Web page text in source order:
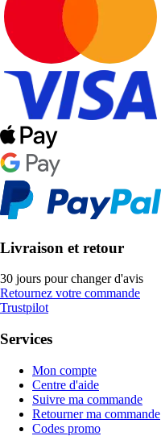
Livraison et retour
30 jours pour changer d'avis
Retournez votre commande
Trustpilot
Services
Mon compte
Centre d'aide
Suivre ma commande
Retourner ma commande
Codes promo